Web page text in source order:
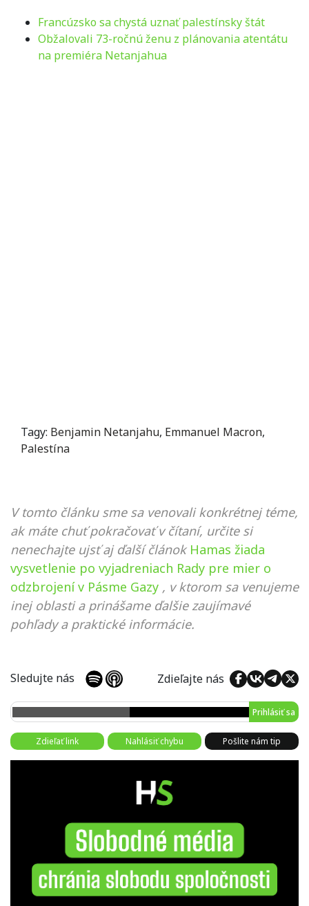
Francúzsko sa chystá uznať palestínsky štát
Obžalovali 73-ročnú ženu z plánovania atentátu
na premiéra Netanjahua
Tagy: Benjamin Netanjahu, Emmanuel Macron,
Palestína
V tomto článku sme sa venovali konkrétnej téme,
ak máte chuť pokračovať v čítaní, určite si
nenechajte ujsť aj ďalší článok Hamas žiada
vysvetlenie po vyjadreniach Rady pre mier o
odzbrojení v Pásme Gazy , v ktorom sa venujeme
inej oblasti a prinášame ďalšie zaujímavé
pohľady a praktické informácie.
Sledujte nás Zdieľajte nás
Prihlásiť sa
Zdieľať link Nahlásiť chybu Pošlite nám tip